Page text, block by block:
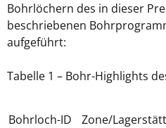
Bohrlöchern des in dieser
beschriebenen
aufgeführt:
Tabelle 1 – Bohr-Highlights
Bohrloch-ID Zone/